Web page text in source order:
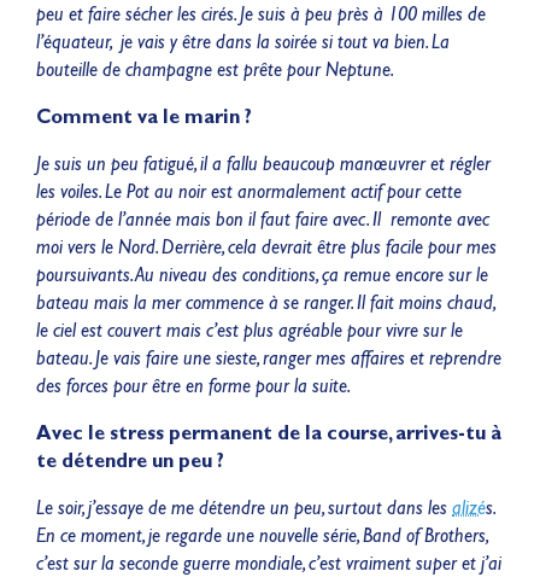
peu et faire sécher les cirés. Je suis à peu près à 100 milles de
l’équateur, je vais y être dans la soirée si tout va bien. La
bouteille de champagne est prête pour Neptune.
Comment va le marin ?
Je suis un peu fatigué, il a fallu beaucoup manœuvrer et régler
les voiles. Le Pot au noir est anormalement actif pour cette
période de l’année mais bon il faut faire avec. Il remonte avec
moi vers le Nord. Derrière, cela devrait être plus facile pour mes
poursuivants. Au niveau des conditions, ça remue encore sur le
bateau mais la mer commence à se ranger. Il fait moins chaud,
le ciel est couvert mais c’est plus agréable pour vivre sur le
bateau. Je vais faire une sieste, ranger mes affaires et reprendre
des forces pour être en forme pour la suite.
Avec le stress permanent de la course, arrives-tu à
te détendre un peu ?
Le soir, j’essaye de me détendre un peu, surtout dans les alizés.
En ce moment, je regarde une nouvelle série, Band of Brothers,
c’est sur la seconde guerre mondiale, c’est vraiment super et j’ai